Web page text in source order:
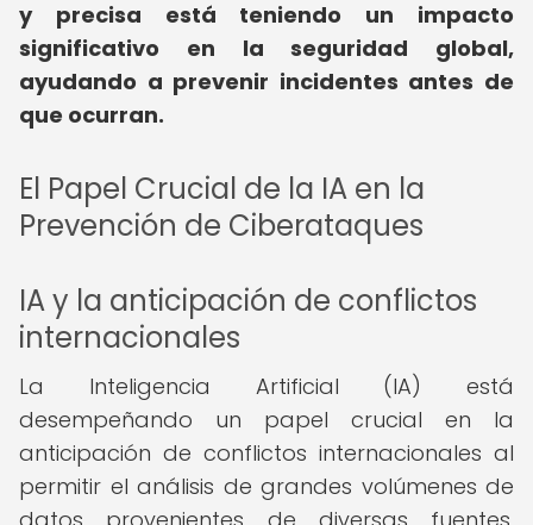
y precisa está teniendo un impacto
significativo en la seguridad global,
ayudando a prevenir incidentes antes de
que ocurran.
El Papel Crucial de la IA en la
Prevención de Ciberataques
IA y la anticipación de conflictos
internacionales
La Inteligencia Artificial (IA) está
desempeñando un papel crucial en la
anticipación de conflictos internacionales al
permitir el análisis de grandes volúmenes de